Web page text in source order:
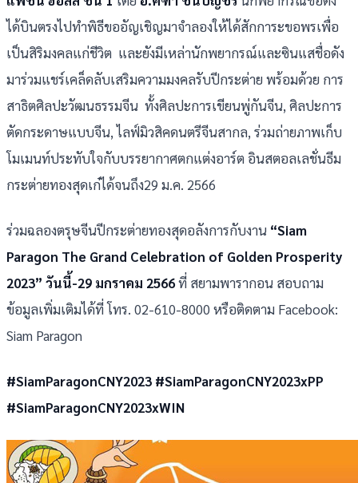
ได้บินตรงไปทำพิธีขออัญเชิญมาจำลองให้ได้สักการะขอพรเพื่อ
เป็นสิริมงคลแก่ชีวิต และยังมีเหล่านักพยากรณ์และซินแสชื่อดัง
มาร่วมแชร์เคล็ดลับเสริมความมงคลรับปีกระต่าย พร้อมด้วย การ
สาธิตศิลปะวัฒนธรรมจีน ทั้งศิลปะการเขียนพู่กันจีน, ศิลปะการ
ตัดกระดาษแบบจีน, ไลฟ์มิวสิคดนตรีจีนสากล, ร่วมถ่ายภาพเก็บ
โมเมนท์ประทับใจกับบรรยากาศตกแต่งอาร์ต อินสตอลเลชั่นธีม
กระต่ายทองสุดเก๋ได้จนถึง29 ม.ค. 2566
ร่วมฉลองตรุษจีนปีกระต่ายทองสุดอลังการกับงาน “Siam
Paragon The Grand Celebration of Golden Prosperity
2023” วันนี้-29 มกราคม 2566ที่ สยามพารากอน สอบถาม
ข้อมูลเพิ่มเติมได้ที่ โทร. 02-610-8000 หรือติดตาม Facebook:
Siam Paragon
#SiamParagonCNY2023 #SiamParagonCNY2023xPP
#SiamParagonCNY2023xWIN